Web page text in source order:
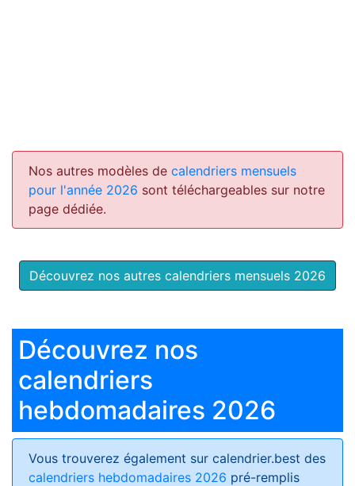
Nos autres modèles de calendriers mensuels
pour l'année 2026 sont téléchargeables sur notre
page dédiée.
Découvrez nos autres calendriers mensuels 2026
Découvrez nos
calendriers
hebdomadaires 2026
Vous trouverez également sur calendrier.best des
calendriers hebdomadaires 2026 pré-remplis